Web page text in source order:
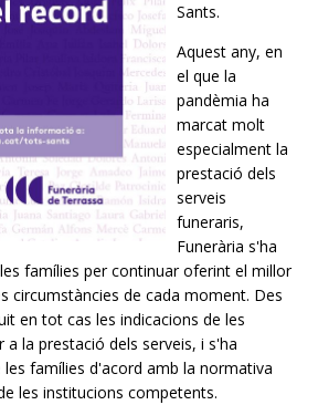
Sants.
Aquest any, en
el que la
pandèmia ha
marcat molt
especialment la
prestació dels
serveis
funeraris,
Funerària s'ha
famílies per continuar oferint el millor
circumstàncies de cada moment. Des
en tot cas les indicacions de les
la prestació dels serveis, i s'ha
famílies d'acord amb la normativa
les institucions competents.